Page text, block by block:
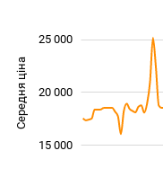
Середня ціна 10 000
20 000
25 000
15 000